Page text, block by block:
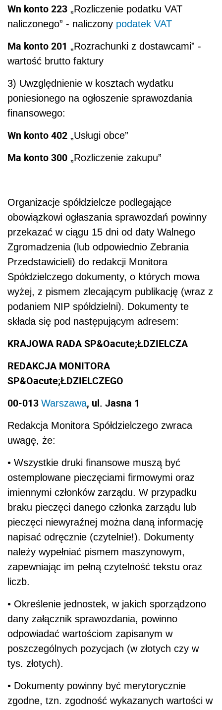
Wn konto 223 „Rozliczenie podatku VAT
naliczonego” - naliczony podatek VAT
Ma konto 201 „Rozrachunki z dostawcami” -
wartość brutto faktury
3) Uwzględnienie w kosztach wydatku
poniesionego na ogłoszenie sprawozdania
finansowego:
Wn konto 402 „Usługi obce”
Ma konto 300 „Rozliczenie zakupu”
Organizacje spółdzielcze podlegające
obowiązkowi ogłaszania sprawozdań powinny
przekazać w ciągu 15 dni od daty Walnego
Zgromadzenia (lub odpowiednio Zebrania
Przedstawicieli) do redakcji Monitora
Spółdzielczego dokumenty, o których mowa
wyżej, z pismem zlecającym publikację (wraz z
podaniem NIP spółdzielni). Dokumenty te
składa się pod następującym adresem:
KRAJOWA RADA SP&Oacute;ŁDZIELCZA
REDAKCJA MONITORA
SP&Oacute;ŁDZIELCZEGO
00-013 Warszawa, ul. Jasna 1
Redakcja Monitora Spółdzielczego zwraca
uwagę, że:
• Wszystkie druki finansowe muszą być
ostemplowane pieczęciami firmowymi oraz
imiennymi członków zarządu. W przypadku
braku pieczęci danego członka zarządu lub
pieczęci niewyraźnej można daną informację
napisać odręcznie (czytelnie!). Dokumenty
należy wypełniać pismem maszynowym,
zapewniając im pełną czytelność tekstu oraz
liczb.
• Określenie jednostek, w jakich sporządzono
dany załącznik sprawozdania, powinno
odpowiadać wartościom zapisanym w
poszczególnych pozycjach (w złotych czy w
tys. złotych).
• Dokumenty powinny być merytorycznie
zgodne, tzn. zgodność wykazanych wartości w